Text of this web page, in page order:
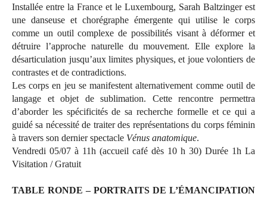
Installée entre la France et le Luxembourg, Sarah Baltzinger est
une danseuse et chorégraphe émergente qui utilise le corps
comme un outil complexe de possibilités visant à déformer et
détruire l’approche naturelle du mouvement. Elle explore la
désarticulation jusqu’aux limites physiques, et joue volontiers de
contrastes et de contradictions.
Les corps en jeu se manifestent alternativement comme outil de
langage et objet de sublimation. Cette rencontre permettra
d’aborder les spécificités de sa recherche formelle et ce qui a
guidé sa nécessité de traiter des représentations du corps féminin
à travers son dernier spectacle Vénus anatomique.
Vendredi 05/07 à 11h (accueil café dès 10 h 30) Durée 1h La
Visitation / Gratuit
TABLE RONDE – PORTRAITS DE L’ÉMANCIPATION